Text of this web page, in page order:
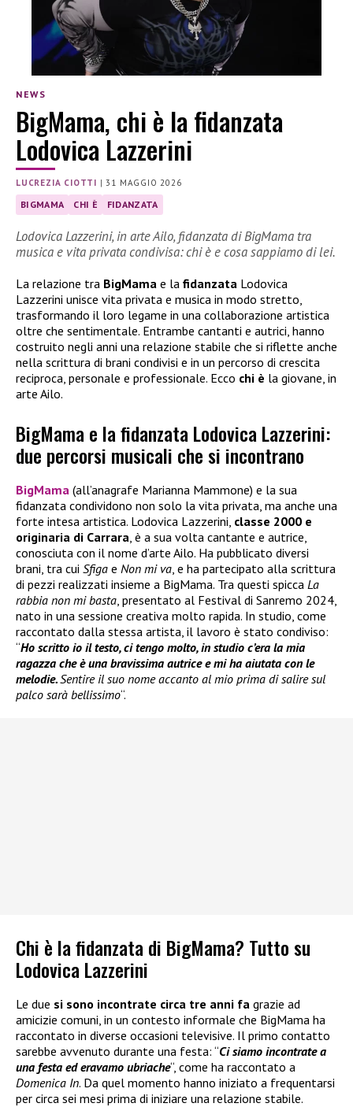
NEWS
BigMama, chi è la fidanzata
Lodovica Lazzerini
LUCREZIA CIOTTI |31 MAGGIO 2026
BIGMAMA CHI È FIDANZATA
Lodovica Lazzerini, in arte Ailo, fidanzata di BigMama tra
musica e vita privata condivisa: chi è e cosa sappiamo di lei.
La relazione tra BigMama e la fidanzata Lodovica
Lazzerini unisce vita privata e musica in modo stretto,
trasformando il loro legame in una collaborazione artistica
oltre che sentimentale. Entrambe cantanti e autrici, hanno
costruito negli anni una relazione stabile che si riflette anche
nella scrittura di brani condivisi e in un percorso di crescita
reciproca, personale e professionale. Ecco chi è la giovane, in
arte Ailo.
BigMama e la fidanzata Lodovica Lazzerini:
due percorsi musicali che si incontrano
BigMama (all’anagrafe Marianna Mammone) e la sua
fidanzata condividono non solo la vita privata, ma anche una
forte intesa artistica. Lodovica Lazzerini, classe 2000 e
originaria di Carrara, è a sua volta cantante e autrice,
conosciuta con il nome d’arte Ailo. Ha pubblicato diversi
brani, tra cui Sfiga e Non mi va, e ha partecipato alla scrittura
di pezzi realizzati insieme a BigMama. Tra questi spicca La
rabbia non mi basta, presentato al Festival di Sanremo 2024,
nato in una sessione creativa molto rapida. In studio, come
raccontato dalla stessa artista, il lavoro è stato condiviso:
“Ho scritto io il testo, ci tengo molto, in studio c’era la mia
ragazza che è una bravissima autrice e mi ha aiutata con le
melodie.Sentire il suo nome accanto al mio prima di salire sul
palco sarà bellissimo“.
Chi è la fidanzata di BigMama? Tutto su
Lodovica Lazzerini
Le due si sono incontrate circa tre anni fa grazie ad
amicizie comuni, in un contesto informale che BigMama ha
raccontato in diverse occasioni televisive. Il primo contatto
sarebbe avvenuto durante una festa: “Ci siamo incontrate a
una festa ed eravamo ubriache“, come ha raccontato a
Domenica In. Da quel momento hanno iniziato a frequentarsi
per circa sei mesi prima di iniziare una relazione stabile.